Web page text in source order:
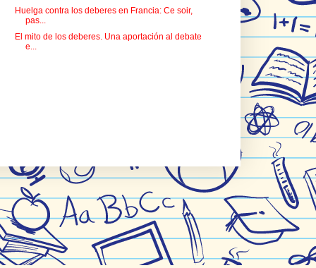
Huelga contra los deberes en Francia: Ce soir,
pas...
El mito de los deberes. Una aportación al debate
e...